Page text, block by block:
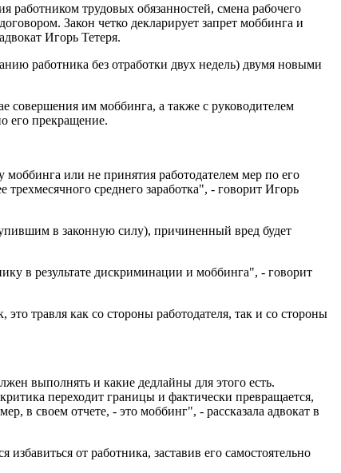
работником трудовых обязанностей, смена рабочего
Закон четко декларирует запрет моббинга и
Игорь Тетеря.
работника без отработки двух недель) двумя новыми
совершения им моббинга, а также с руководителем
его прекращение.
или не принятия работодателем мер по его
среднего заработка", - говорит Игорь
в законную силу), причиненный вред будет
в результате дискриминации и моббинга", - говорит
травля как со стороны работодателя, так и со стороны
выполнять и какие дедлайны для этого есть.
переходит границы и фактически превращается,
в своем отчете, - это моббинг", - рассказала адвокат в
от работника, заставив его самостоятельно